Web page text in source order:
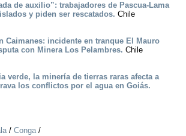
de auxilio”: trabajadores de Pascua-Lama
y piden ser rescatados. Chile
Caimanes: incidente en tranque El Mauro
con Minera Los Pelambres. Chile
verde, la minería de tierras raras afecta a
los conflictos por el agua en Goiás.
/ Conga/